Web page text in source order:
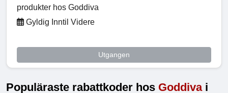
produkter hos Goddiva
Gyldig Inntil Videre
Utgangen
Populäraste rabattkoder hos Goddivai